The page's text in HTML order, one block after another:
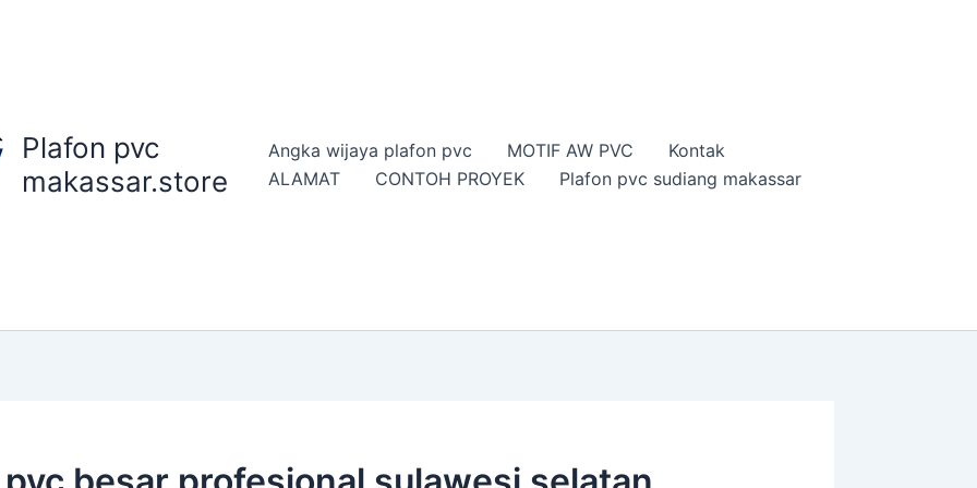
Plafon pvc
makassar.store
Angka wijaya plafon pvc MOTIF AW PVC
Kontak
ALAMAT
CONTOH PROYEK Plafon pvc sudiang makassar